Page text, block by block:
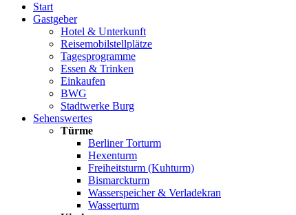
Start
Gastgeber
Hotel & Unterkunft
Reisemobilstellplätze
Tagesprogramme
Essen & Trinken
Einkaufen
BWG
Stadtwerke Burg
Sehenswertes
Türme
Berliner Torturm
Hexenturm
Freiheitsturm (Kuhturm)
Bismarckturm
Wasserspeicher & Verladekran
Wasserturm